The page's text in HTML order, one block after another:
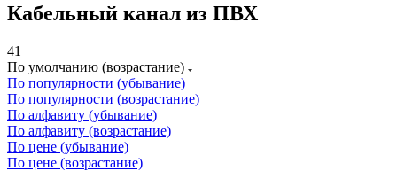
Кабельный канал из ПВХ
41
По умолчанию (возрастание)
По популярности (убывание)
По популярности (возрастание)
По алфавиту (убывание)
По алфавиту (возрастание)
По цене (убывание)
По цене (возрастание)